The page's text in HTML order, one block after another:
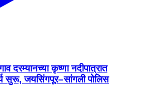
दरम्यानच्या कृष्णा नदीपात्रात
सुरू, जयसिंगपूर–सांगली पोलिस